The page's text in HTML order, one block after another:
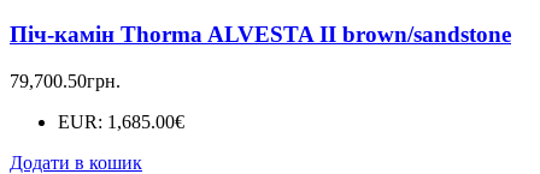
Піч-камін Thorma ALVESTA II brown/sandstone
79,700.50грн.
EUR: 1,685.00€
Додати в кошик